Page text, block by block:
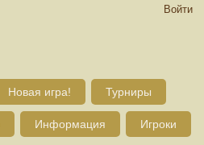
Войти
Новая игра! Турниры
Информация Игроки